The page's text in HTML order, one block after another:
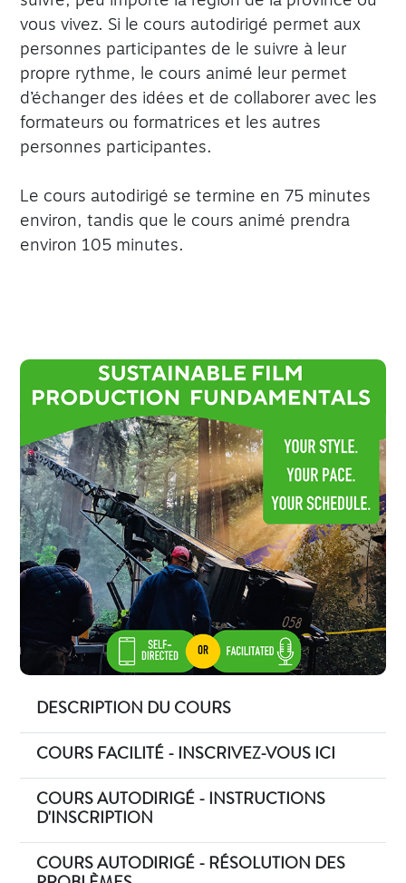
vous vivez. Si le cours autodirigé permet aux
personnes participantes de le suivre à leur
propre rythme, le cours animé leur permet
d’échanger des idées et de collaborer avec les
formateurs ou formatrices et les autres
personnes participantes.
Le cours autodirigé se termine en 75 minutes
environ, tandis que le cours animé prendra
environ 105 minutes.
DESCRIPTION DU COURS
COURS FACILITÉ - INSCRIVEZ-VOUS ICI
COURS AUTODIRIGÉ - INSTRUCTIONS
D'INSCRIPTION
COURS AUTODIRIGÉ - RÉSOLUTION DES